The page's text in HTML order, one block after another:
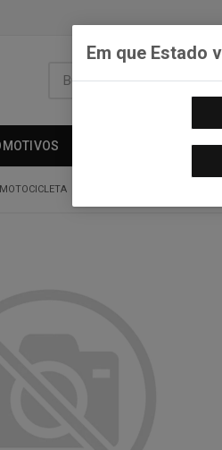
PECAS AUTOMOTIVAS
Em que Estado